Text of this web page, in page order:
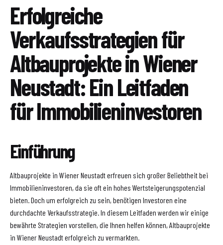
Erfolgreiche
Verkaufsstrategien für
Altbauprojekte in Wiener
Neustadt: Ein Leitfaden
für Immobilieninvestoren
Einführung
Altbauprojekte in Wiener Neustadt erfreuen sich großer Beliebtheit bei
Immobilieninvestoren, da sie oft ein hohes Wertsteigerungspotenzial
bieten. Doch um erfolgreich zu sein, benötigen Investoren eine
durchdachte Verkaufsstrategie. In diesem Leitfaden werden wir einige
bewährte Strategien vorstellen, die Ihnen helfen können, Altbauprojekte
in Wiener Neustadt erfolgreich zu vermarkten.